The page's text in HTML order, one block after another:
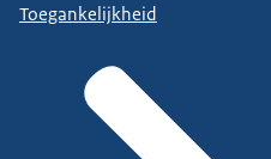
Toegankelijkheid